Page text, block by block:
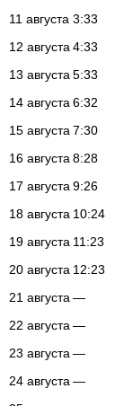
11 августа 3:33
12 августа 4:33
13 августа 5:33
14 августа 6:32
15 августа 7:30
16 августа 8:28
17 августа 9:26
18 августа 10:24
19 августа 11:23
20 августа 12:23
21 августа —
22 августа —
23 августа —
24 августа —